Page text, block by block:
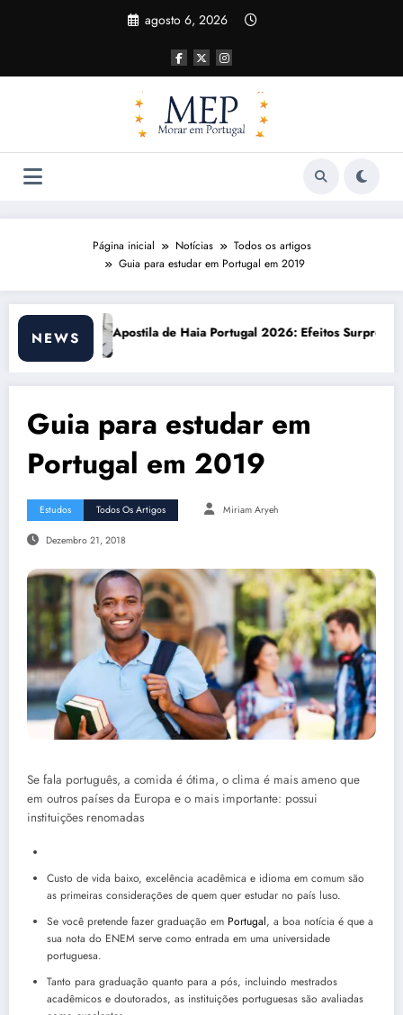
agosto 6, 2026
Página inicial Notícias
Todos os artigos
Guia para estudar em Portugal em 2019
NEWS
2026: Efeitos Surpreendentes e OportunidadesCusto de vida em
Guia para estudar em
Portugal em 2019
Estudos Todos Os Artigos Miriam Aryeh
Dezembro 21, 2018
Se fala português, a comida é ótima, o clima é mais ameno que
em outros países da Europa e o mais importante: possui
instituições renomadas
Custo de vida baixo, excelência acadêmica e idioma em comum são
as primeiras considerações de quem quer estudar no país luso.
Se você pretende fazer graduação em Portugal, a boa notícia é que a
sua nota do ENEM serve como entrada em uma universidade
portuguesa.
Tanto para graduação quanto para a pós, incluindo mestrados
acadêmicos e doutorados, as instituições portuguesas são avaliadas